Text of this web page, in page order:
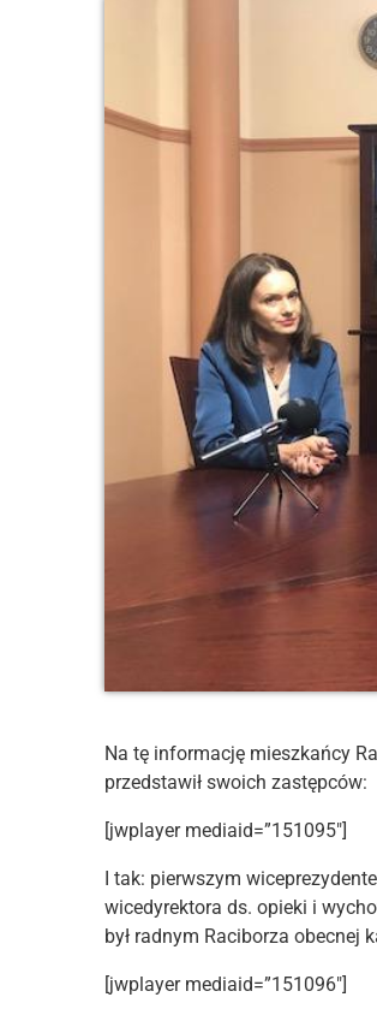
Na tę informację mieszkańcy
przedstawił swoich zastępców:
[jwplayer mediaid=”151095″]
I tak: pierwszym
wicedyrektora ds. opieki i
był radnym Raciborza obecnej
[jwplayer mediaid=”151096″]